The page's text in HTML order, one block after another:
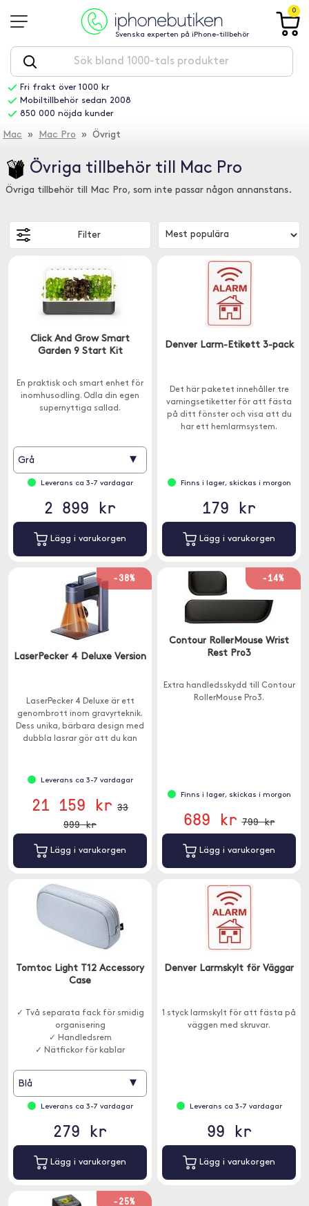
Svenska experten på iPhone-tillbehör
0
Fri frakt över 1000 kr
Mobiltillbehör sedan 2008
850 000 nöjda kunder
Mac » Mac Pro » Övrigt
Övriga tillbehör till Mac Pro
Övriga tillbehör till Mac Pro, som inte passar någon annanstans.
Filter
Click And Grow Smart
Garden 9 Start Kit
En praktisk och smart enhet för
inomhusodling. Odla din egen
supernyttiga sallad.
Grå ▾
Leverans ca 3-7 vardagar
2 899 kr
Lägg i varukorgen
Denver Larm-Etikett 3-pack
Det här paketet innehåller tre
varningsetiketter för att fästa
på ditt fönster och visa att du
har ett hemlarmsystem.
Finns i lager, skickas i morgon
179 kr
Lägg i varukorgen
-38%
LaserPecker 4 Deluxe Version
LaserPecker 4 Deluxe är ett
genombrott inom gravyrteknik.
Dess unika, bärbara design med
dubbla lasrar gör att du kan
Leverans ca 3-7 vardagar
21 159 kr 33
999 kr
Lägg i varukorgen
-14%
Contour RollerMouse Wrist
Rest Pro3
Extra handledsskydd till Contour
RollerMouse Pro3.
Finns i lager, skickas i morgon
689 kr 799 kr
Lägg i varukorgen
Tomtoc Light T12 Accessory
Case
✓ Två separata fack för smidig
organisering
✓ Handledsrem
✓ Nätfickor för kablar
Blå ▾
Leverans ca 3-7 vardagar
279 kr
Lägg i varukorgen
Denver Larmskylt för Väggar
1 styck larmskylt för att fästa på
väggen med skruvar.
Leverans ca 3-7 vardagar
99 kr
Lägg i varukorgen
-25%